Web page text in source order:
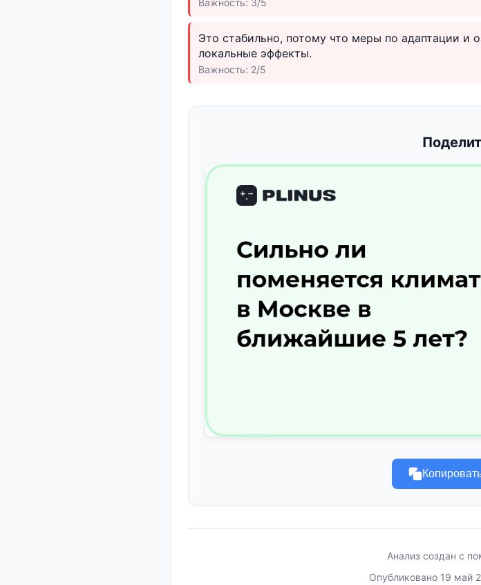
Это стабильно, потому что меры по адаптации и
локальные эффекты.
Важность: 2/5
Анализ создан с
Опубликовано 19 май